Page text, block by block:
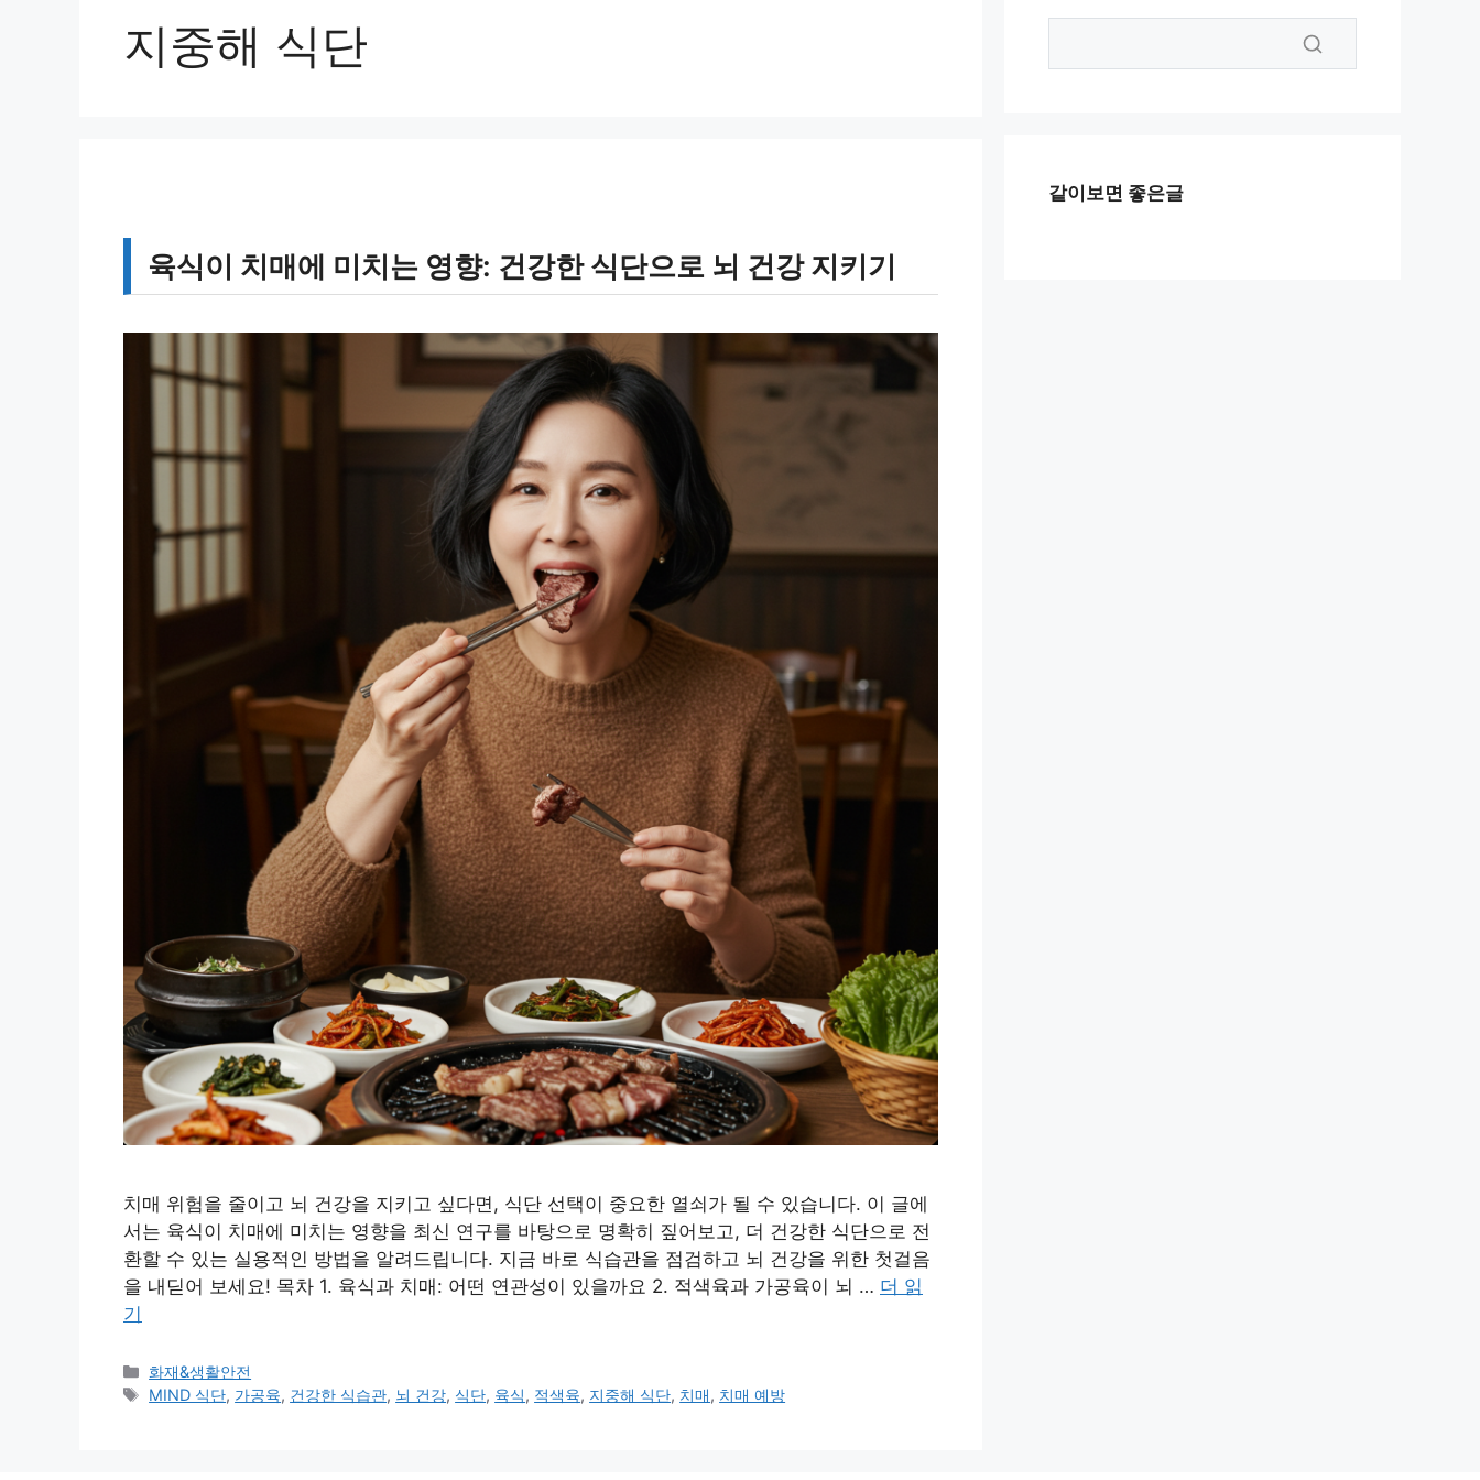
지중해 식단
육식이 치매에 미치는 영향: 건강한 식단으로 뇌 건강 지키기
치매 위험을 줄이고 뇌 건강을 지키고 싶다면, 식단 선택이 중요한 열쇠가 될 수 있습니다. 이 글에
서는 육식이 치매에 미치는 영향을 최신 연구를 바탕으로 명확히 짚어보고, 더 건강한 식단으로 전
환할 수 있는 실용적인 방법을 알려드립니다. 지금 바로 식습관을 점검하고 뇌 건강을 위한 첫걸음
을 내딛어 보세요! 목차 1. 육식과 치매: 어떤 연관성이 있을까요 2. 적색육과 가공육이 뇌 … 더 읽
기
카
테
화재&생활안전
태
MIND 식단, 가공육, 건강한 식습관, 뇌 건강, 식단, 육식, 적색육, 지중해 식단, 치매, 치매 예방
같이보면 좋은글